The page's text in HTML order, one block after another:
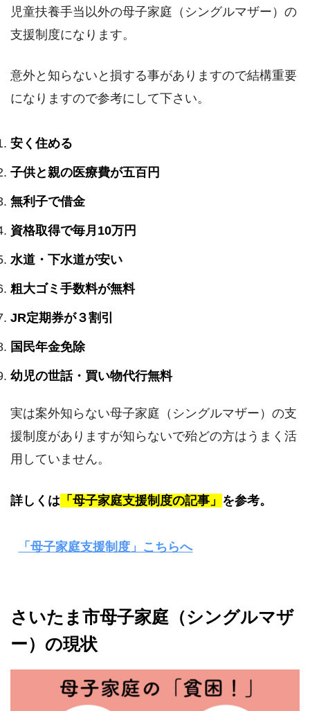
児童扶養手当以外の母子家庭（シングルマザー）の
支援制度になります。
意外と知らないと損する事がありますので結構重要
になりますので参考にして下さい。
安く住める
子供と親の医療費が五百円
無利子で借金
資格取得で毎月10万円
水道・下水道が安い
粗大ゴミ手数料が無料
JR定期券が３割引
国民年金免除
幼児の世話・買い物代行無料
実は案外知らない母子家庭（シングルマザー）の支
援制度がありますが知らないで殆どの方はうまく活
用していません。
詳しくは 「母子家庭支援制度の記事」 を参考。
「母子家庭支援制度」こちらへ
さいたま市母子家庭（シングルマザ
ー）の現状